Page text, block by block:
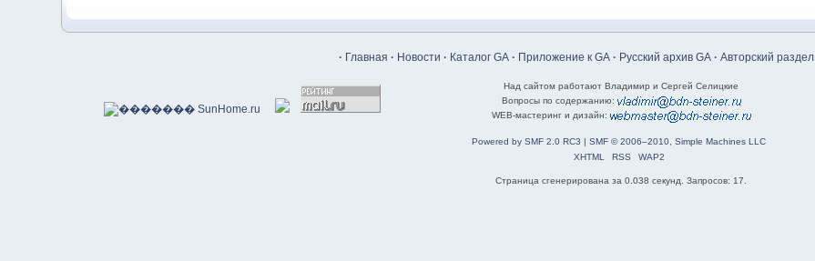
· Главная · Новости · Каталог GA · Приложение к GA · Русский архив GA · Авторский раздел
Над сайтом работают Владимир и Сергей Селицкие
Вопросы по содержанию:
WEB-мастеринг и дизайн:
Powered by SMF 2.0 RC3 | SMF © 2006–2010, Simple Machines LLC
XHTML
RSS WAP2
Страница сгенерирована за 0.038 секунд. Запросов: 17.